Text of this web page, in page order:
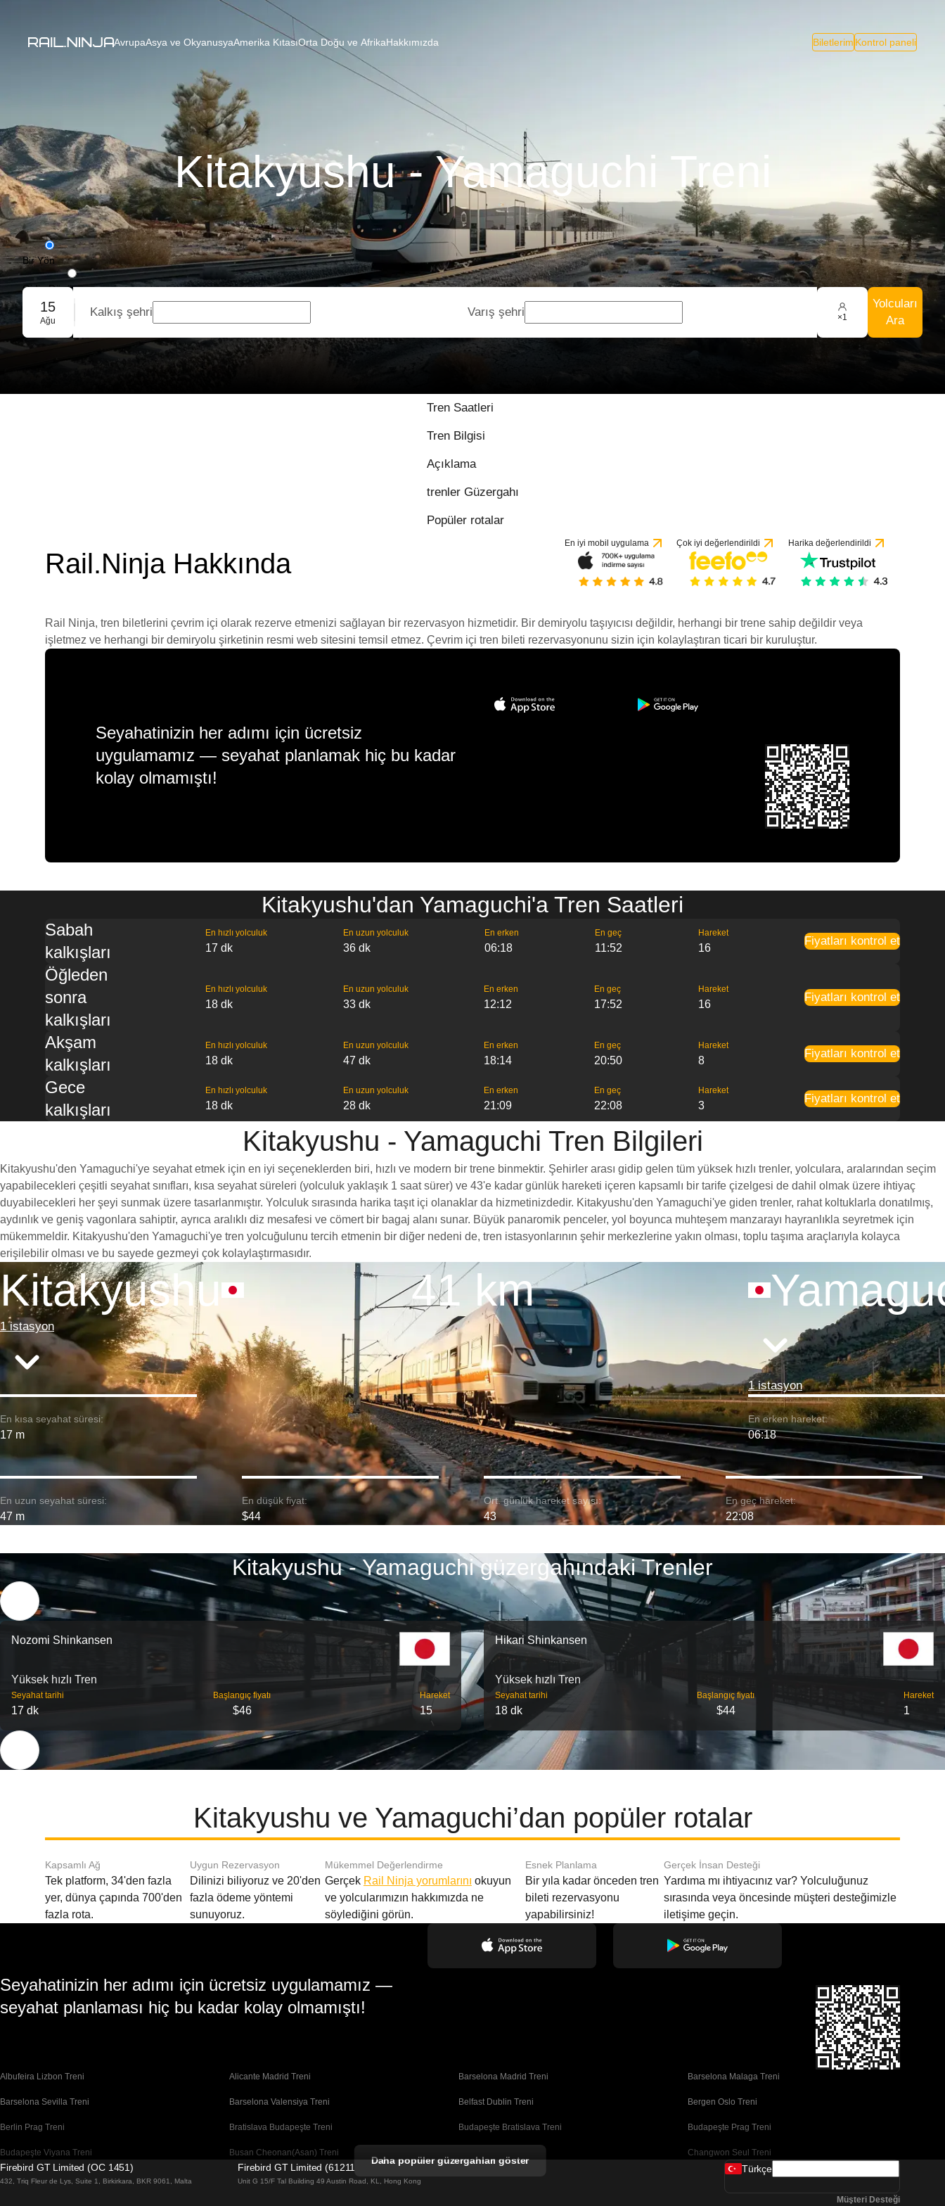
AvrupaAsya ve OkyanusyaAmerika KıtasıOrta Doğu ve AfrikaHakkımızda Biletlerim Kontrol paneli
Kitakyushu - Yamaguchi Treni
Bir Yön
Gidiş-Dönüş
Grup Rezervasyonu
15
Ağu
Kalkış şehri Varış şehri ×1
Yolcuları
Ara
Tren Saatleri
Tren Bilgisi
Açıklama
trenler Güzergahı
Popüler rotalar
Rail.Ninja Hakkında
En iyi mobil uygulama Çok iyi değerlendirildi Harika değerlendirildi
Rail Ninja, tren biletlerini çevrim içi olarak rezerve etmenizi sağlayan bir rezervasyon hizmetidir. Bir demiryolu taşıyıcısı değildir, herhangi bir trene sahip değildir veya
işletmez ve herhangi bir demiryolu şirketinin resmi web sitesini temsil etmez. Çevrim içi tren bileti rezervasyonunu sizin için kolaylaştıran ticari bir kuruluştur.
Seyahatinizin her adımı için ücretsiz
uygulamamız — seyahat planlamak hiç bu kadar
kolay olmamıştı!
Kitakyushu'dan Yamaguchi'a Tren Saatleri
Sabah
kalkışları
En hızlı yolculuk
17 dk
En uzun yolculuk
36 dk
En erken
06:18
En geç
11:52
Hareket
16
Fiyatları kontrol et
Öğleden
sonra
kalkışları
En hızlı yolculuk
18 dk
En uzun yolculuk
33 dk
En erken
12:12
En geç
17:52
Hareket
16
Fiyatları kontrol et
Akşam
kalkışları
En hızlı yolculuk
18 dk
En uzun yolculuk
47 dk
En erken
18:14
En geç
20:50
Hareket
8
Fiyatları kontrol et
Gece
kalkışları
En hızlı yolculuk
18 dk
En uzun yolculuk
28 dk
En erken
21:09
En geç
22:08
Hareket
3
Fiyatları kontrol et
Kitakyushu - Yamaguchi Tren Bilgileri
Kitakyushu'den Yamaguchi'ye seyahat etmek için en iyi seçeneklerden biri, hızlı ve modern bir trene binmektir. Şehirler arası gidip gelen tüm yüksek hızlı trenler, yolculara, aralarından seçim
yapabilecekleri çeşitli seyahat sınıfları, kısa seyahat süreleri (yolculuk yaklaşık 1 saat sürer) ve 43'e kadar günlük hareketi içeren kapsamlı bir tarife çizelgesi de dahil olmak üzere ihtiyaç
duyabilecekleri her şeyi sunmak üzere tasarlanmıştır. Yolculuk sırasında harika taşıt içi olanaklar da hizmetinizdedir. Kitakyushu'den Yamaguchi'ye giden trenler, rahat koltuklarla donatılmış,
aydınlık ve geniş vagonlara sahiptir, ayrıca aralıklı diz mesafesi ve cömert bir bagaj alanı sunar. Büyük panaromik penceler, yol boyunca muhteşem manzarayı hayranlıkla seyretmek için
mükemmeldir. Kitakyushu'den Yamaguchi'ye tren yolcuğulunu tercih etmenin bir diğer nedeni de, tren istasyonlarının şehir merkezlerine yakın olması, toplu taşıma araçlarıyla kolayca
erişilebilir olması ve bu sayede gezmeyi çok kolaylaştırmasıdır.
Kitakyushu
1 istasyon
41 km
1 istasyon
En kısa seyahat süresi:
17 m
En erken hareket:
06:18
En uzun seyahat süresi:
47 m
En düşük fiyat:
$44
Ort. günlük hareket sayısı:
43
En geç hareket:
22:08
Kitakyushu - Yamaguchi güzergahındaki Trenler
Nozomi Shinkansen
Yüksek hızlı Tren
Seyahat tarihi
17 dk
Başlangıç ​​fiyatı
$46
Hareket
15
Hikari Shinkansen
Yüksek hızlı Tren
Seyahat tarihi
18 dk
Başlangıç ​​fiyatı
$44
Hareket
1
Kitakyushu ve Yamaguchi’dan popüler rotalar
Kapsamlı Ağ
Tek platform, 34'den fazla
yer, dünya çapında 700'den
fazla rota.
Uygun Rezervasyon
Dilinizi biliyoruz ve 20'den
fazla ödeme yöntemi
sunuyoruz.
Mükemmel Değerlendirme
Gerçek Rail Ninja yorumlarını okuyun
ve yolcularımızın hakkımızda ne
söylediğini görün.
Esnek Planlama
Bir yıla kadar önceden tren
bileti rezervasyonu
yapabilirsiniz!
Gerçek İnsan Desteği
Yardıma mı ihtiyacınız var? Yolculuğunuz
sırasında veya öncesinde müşteri desteğimizle
iletişime geçin.
Seyahatinizin her adımı için ücretsiz uygulamamız —
seyahat planlaması hiç bu kadar kolay olmamıştı!
Albufeira Lizbon Treni Alicante Madrid Treni Barselona Madrid Treni Barselona Malaga Treni
Barselona Sevilla Treni Barselona Valensiya Treni Belfast Dublin Treni Bergen Oslo Treni
Berlin Prag Treni Bratislava Budapeşte Treni Budapeşte Bratislava Treni Budapeşte Prag Treni
Budapeşte Viyana Treni Busan Cheonan(Asan) Treni Changwon Seul Treni
Cheonan(Asan) Busan Treni Coimbra Lizbon Treni
Daha popüler güzergahları göster
Firebird GT Limited (OC 1451)
432, Triq Fleur de Lys, Suite 1, Birkirkara, BKR 9061, Malta
Firebird GT Limited (61211989)
Unit G 15/F Tal Building 49 Austin Road, KL, Hong Kong
Türkçe
Müşteri Desteği